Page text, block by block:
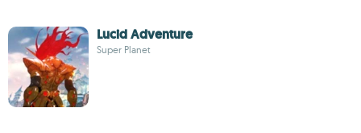
Lucid Adventure
Super Planet